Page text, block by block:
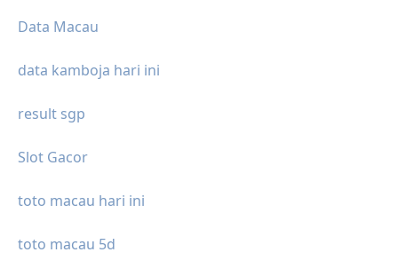
Data Macau
data kamboja hari ini
result sgp
Slot Gacor
toto macau hari ini
toto macau 5d